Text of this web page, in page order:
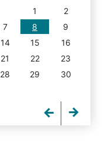
1
2
7 8
9
14 15
16
21 22
23
28 29
30